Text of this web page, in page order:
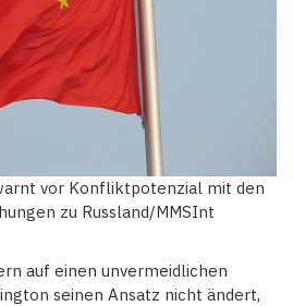
vor Konfliktpotenzial mit den
zu Russland/MMSInt
auf einen unvermeidlichen
seinen Ansatz nicht ändert,